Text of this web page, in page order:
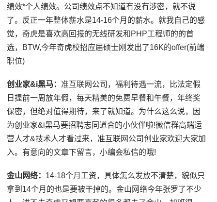
绩效*个人绩效。公司绩效点不知道有没有涉密，就不说
了。反正一年整体薪水是14-16个月的薪水。就我自己的感
觉，奇虎是喜欢高回报的无线研发和PHP工程师的的首
选，BTW,今年奇虎校招应届硕士刚发出了16K的offer(前端
职位)
创业家&i黑马： 准互联网公司，福利待遇一流，比法定假
日提前一周放年假，每天精美的免费早餐和午餐，年终奖
保密，但绝对值得期待，来了就知道。为什么这么说，因
为创业家&i黑马要招聘志同道合的小伙伴啦!微信群高端运
营人才&技术人才看过来，准互联网公司创业家欢迎大家加
入。有意向的文章下留言，小编会私信的哦!
金山网络： 14-18个月工资，具体怎么发放不清楚，貌似只
拿到14个月的也是要被干掉的。金山网络今年张罗了不少